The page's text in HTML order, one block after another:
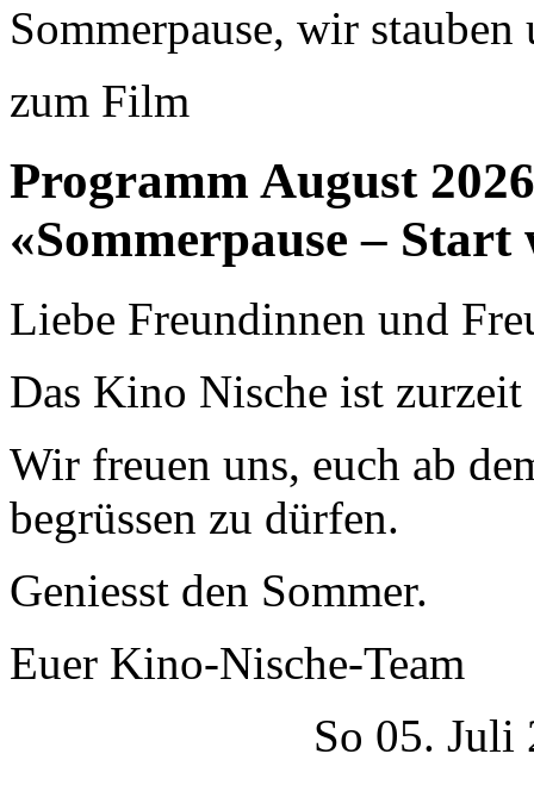
Sommerpause, wir
zum Film
Programm August 2026
«Sommerpause – Start
Liebe Freundinnen und
Das Kino Nische ist zurzeit
Wir freuen uns, euch ab
begrüssen zu dürfen.
Geniesst den Sommer.
Euer Kino-Nische-Team
So 05. Juli